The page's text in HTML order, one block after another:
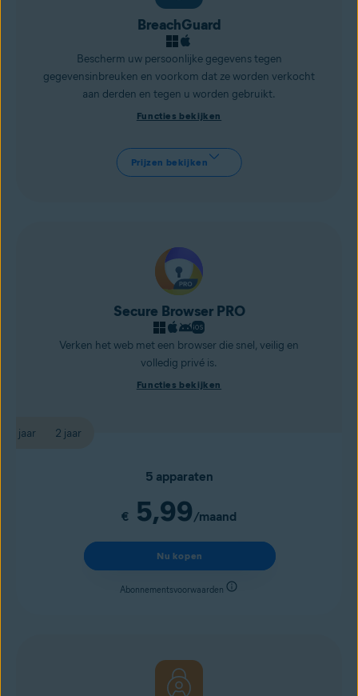
BreachGuard
Bescherm uw persoonlijke gegevens tegen
gegevensinbreuken en voorkom dat ze worden verkocht
aan derden en tegen u worden gebruikt.
Functies bekijken
Prijzen bekijken
Secure Browser PRO
Verken het web met een browser die snel, veilig en
volledig privé is.
Functies bekijken
1 jaar 2 jaar
5 apparaten
€ 5,99/maand
Nu kopen
Abonnementsvoorwaarden